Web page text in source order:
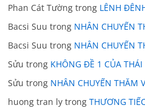
Phan Cát Tường trong LÊNH
Bacsi Suu trong NHÂN CHUYẾN
Bacsi Suu trong NHÂN CHUYẾN
Sửu trong KHÔNG ĐỀ 1 CỦA THÁI
Sửu trong NHÂN CHUYẾN THĂM
huong tran ly trongTHƯƠNG